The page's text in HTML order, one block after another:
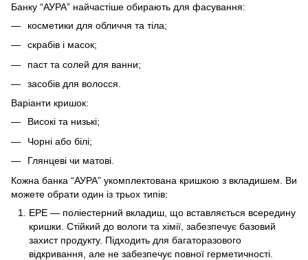
Банку “АУРА” найчастіше обирають для фасування:
косметики для обличчя та тіла;
скрабів і масок;
паст та солей для ванни;
засобів для волосся.
Варіанти кришок:
Високі та низькі;
Чорні або білі;
Глянцеві чи матові.
Кожна банка “АУРА” укомплектована кришкою з вкладишем. Ви
можете обрати один із трьох типів:
EPE — поліестерний вкладиш, що вставляється всередину
кришки. Стійкий до вологи та хімії, забезпечує базовий
захист продукту. Підходить для багаторазового
відкривання, але не забезпечує повної герметичності.